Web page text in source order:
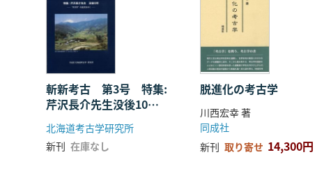
斬新考古 第3号 特集:
芹沢長介先生没後10
年 ”芹沢学”の底流を
ゆく
北海道考古学研究所
新刊 在庫なし
脱進化の考古学
川西宏幸 著
同成社
新刊 取り寄せ 14,300円